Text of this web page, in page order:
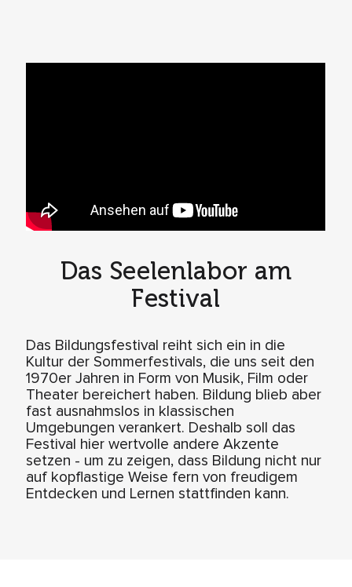
Das Seelenlabor am
Festival
Das Bildungsfestival reiht sich ein in die
Kultur der Sommerfestivals, die uns seit den
1970er Jahren in Form von Musik, Film oder
Theater bereichert haben. Bildung blieb aber
fast ausnahmslos in klassischen
Umgebungen verankert. Deshalb soll das
Festival hier wertvolle andere Akzente
setzen - um zu zeigen, dass Bildung nicht nur
auf kopflastige Weise fern von freudigem
Entdecken und Lernen stattfinden kann.